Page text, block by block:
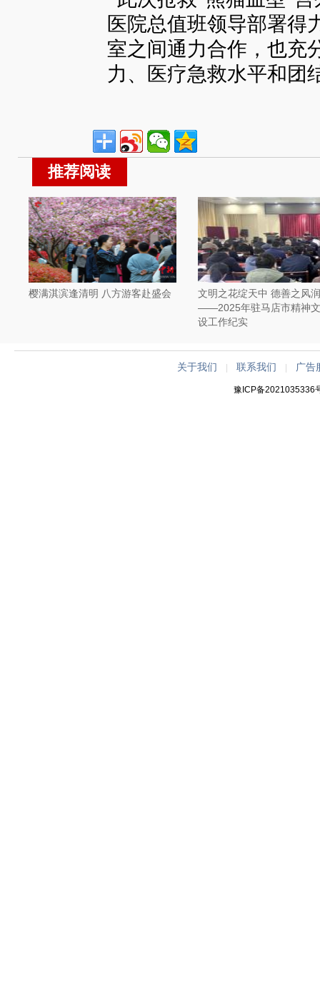
医院总值班领导部署得
室之间通力合作，也充
力、医疗急救水平和团
推荐阅读
樱满淇滨逢清明 八方游客赴盛会
文明之花绽天中 德善之风
——2025年驻马店市精神
设工作纪实
关于我们 |联系我们 广告
豫ICP备2021035336